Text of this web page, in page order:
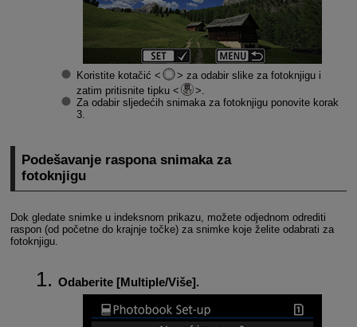
Koristite kotačić
za odabir slike za fotoknjigu i
zatim pritisnite tipku
Za odabir sljedećih snimaka za fotoknjigu ponovite korak
3.
Podešavanje raspona snimaka za
fotoknjigu
Dok gledate snimke u indeksnom prikazu, možete odjednom odrediti
raspon (od početne do krajnje točke) za snimke koje želite odabrati za
fotoknjigu.
Odaberite [Multiple/Više].